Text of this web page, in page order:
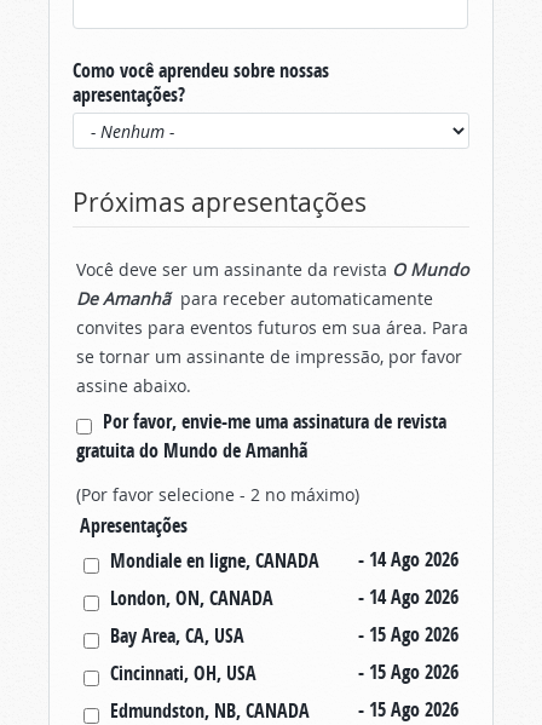
Como você aprendeu sobre nossas
apresentações?
Próximas apresentações
Você deve ser um assinante da revista O Mundo
De Amanhãpara receber automaticamente
convites para eventos futuros em sua área. Para
se tornar um assinante de impressão, por favor
assine abaixo.
Por favor, envie-me uma assinatura de revista
gratuita do Mundo de Amanhã
(Por favor selecione - 2 no máximo)
Apresentações
Mondiale en ligne, CANADA
- 14 Ago 2026
London, ON, CANADA
- 14 Ago 2026
Bay Area, CA, USA
- 15 Ago 2026
Cincinnati, OH, USA
- 15 Ago 2026
Edmundston, NB, CANADA
- 15 Ago 2026